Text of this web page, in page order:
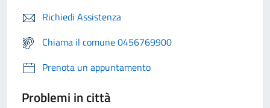
Richiedi Assistenza
Chiama il comune 0456769900
Prenota un appuntamento
Problemi in città